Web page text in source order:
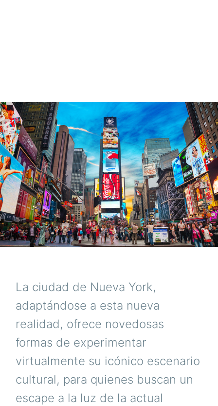
La ciudad de Nueva York,
adaptándose a esta nueva
realidad, ofrece novedosas
formas de experimentar
virtualmente su icónico escenario
cultural, para quienes buscan un
escape a la luz de la actual